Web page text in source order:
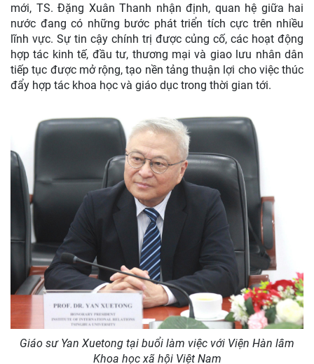
mới, TS. Đặng Xuân Thanh nhận định, quan hệ giữa hai
nước đang có những bước phát triển tích cực trên nhiều
lĩnh vực. Sự tin cậy chính trị được củng cố, các hoạt động
hợp tác kinh tế, đầu tư, thương mại và giao lưu nhân dân
tiếp tục được mở rộng, tạo nền tảng thuận lợi cho việc thúc
đẩy hợp tác khoa học và giáo dục trong thời gian tới.
Giáo sư Yan Xuetong tại buổi làm việc với Viện Hàn lâm
Khoa học xã hội Việt Nam